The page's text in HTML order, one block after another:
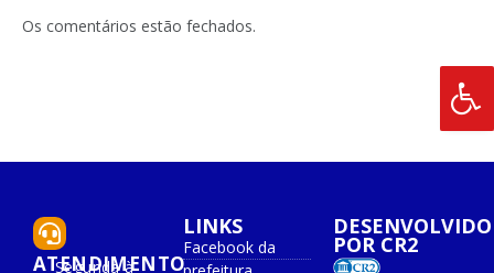
Os comentários estão fechados.
ATENDIMENTO
Segunda à
LINKS
Facebook da
DESENVOLVIDO
POR CR2